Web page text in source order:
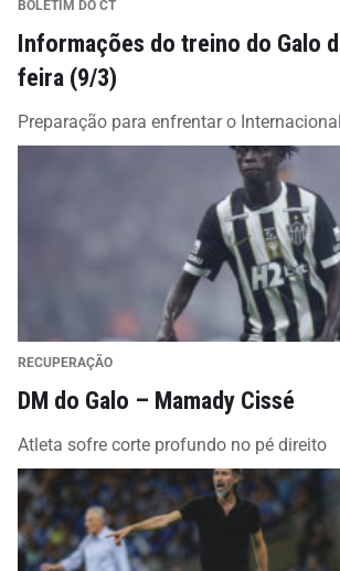
BOLETIM DO CT
Informações do treino do Galo
feira (9/3)
Preparação para enfrentar o Internacional
RECUPERAÇÃO
DM do Galo – Mamady Cissé
Atleta sofre corte profundo no pé direito